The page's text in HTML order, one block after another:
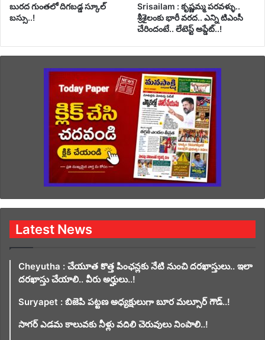
బురద గుంతలో దిగబడ్డ స్కూల్
బస్సు..!
Srisailam : కృష్ణమ్మ పరవళ్ళు..
శ్రీశైలంకు భారీ వరద.. ఎన్ని టిఎంసీ
చేరిందంటే.. లేటెస్ట్ అప్డేట్..!
Latest News
Cheyutha : చేయూత కొత్త పింఛన్లకు నేటి నుంచి దరఖాస్తులు.. ఇలా
దరఖాస్తు చేయాలి.. వీరు అర్హులు..!
Suryapet : బిజెపి పట్టణ అధ్యక్షులుగా బూర మల్సూర్ గౌడ్..!
సాగర్ ఎడమ కాలువకు నీళ్లు వదిలి చెరువులు నింపాలి..!